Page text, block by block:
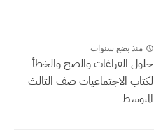
منذ بضع سنوات
حلول الفراغات والصح والخطأ
لكتاب الاجتماعيات صف الثالث
المتوسط